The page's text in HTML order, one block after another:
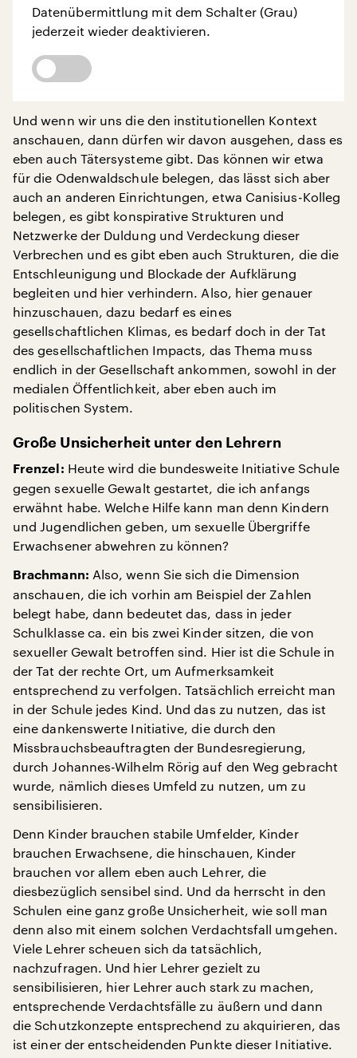
Datenübermittlung mit dem Schalter (Grau)
jederzeit wieder deaktivieren.
Und wenn wir uns die den institutionellen Kontext
anschauen, dann dürfen wir davon ausgehen, dass es
eben auch Tätersysteme gibt. Das können wir etwa
für die Odenwaldschule belegen, das lässt sich aber
auch an anderen Einrichtungen, etwa Canisius-Kolleg
belegen, es gibt konspirative Strukturen und
Netzwerke der Duldung und Verdeckung dieser
Verbrechen und es gibt eben auch Strukturen, die die
Entschleunigung und Blockade der Aufklärung
begleiten und hier verhindern. Also, hier genauer
hinzuschauen, dazu bedarf es eines
gesellschaftlichen Klimas, es bedarf doch in der Tat
des gesellschaftlichen Impacts, das Thema muss
endlich in der Gesellschaft ankommen, sowohl in der
medialen Öffentlichkeit, aber eben auch im
politischen System.
Große Unsicherheit unter den Lehrern
Frenzel: Heute wird die bundesweite Initiative Schule
gegen sexuelle Gewalt gestartet, die ich anfangs
erwähnt habe. Welche Hilfe kann man denn Kindern
und Jugendlichen geben, um sexuelle Übergriffe
Erwachsener abwehren zu können?
Brachmann: Also, wenn Sie sich die Dimension
anschauen, die ich vorhin am Beispiel der Zahlen
belegt habe, dann bedeutet das, dass in jeder
Schulklasse ca. ein bis zwei Kinder sitzen, die von
sexueller Gewalt betroffen sind. Hier ist die Schule in
der Tat der rechte Ort, um Aufmerksamkeit
entsprechend zu verfolgen. Tatsächlich erreicht man
in der Schule jedes Kind. Und das zu nutzen, das ist
eine dankenswerte Initiative, die durch den
Missbrauchsbeauftragten der Bundesregierung,
durch Johannes-Wilhelm Rörig auf den Weg gebracht
wurde, nämlich dieses Umfeld zu nutzen, um zu
sensibilisieren.
Denn Kinder brauchen stabile Umfelder, Kinder
brauchen Erwachsene, die hinschauen, Kinder
brauchen vor allem eben auch Lehrer, die
diesbezüglich sensibel sind. Und da herrscht in den
Schulen eine ganz große Unsicherheit, wie soll man
denn also mit einem solchen Verdachtsfall umgehen.
Viele Lehrer scheuen sich da tatsächlich,
nachzufragen. Und hier Lehrer gezielt zu
sensibilisieren, hier Lehrer auch stark zu machen,
entsprechende Verdachtsfälle zu äußern und dann
die Schutzkonzepte entsprechend zu akquirieren, das
ist einer der entscheidenden Punkte dieser Initiative.